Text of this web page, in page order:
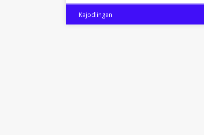
Kajodlingen